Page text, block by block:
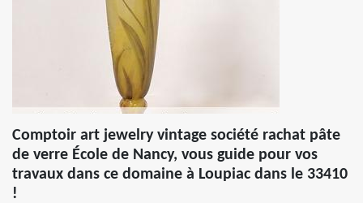
Comptoir art jewelry vintage société rachat pâte
de verre École de Nancy, vous guide pour vos
travaux dans ce domaine à Loupiac dans le 33410
!